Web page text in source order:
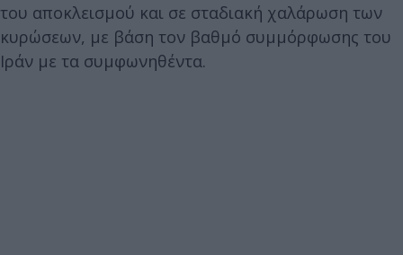
του αποκλεισμού και σε σταδιακή χαλάρωση των
κυρώσεων, με βάση τον βαθμό συμμόρφωσης του
Ιράν με τα συμφωνηθέντα.